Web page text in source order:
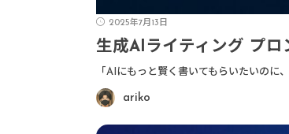
2025年7月13日
生成AIライティング プロ
「AIにもっと賢く書いてもらいたいのに
ariko